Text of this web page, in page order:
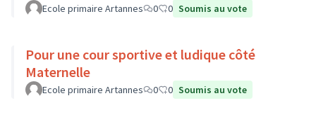
Ecole primaire Artannes 0 0 Soumis au vote
Pour une cour sportive et ludique côté
Maternelle
Ecole primaire Artannes 0 0 Soumis au vote